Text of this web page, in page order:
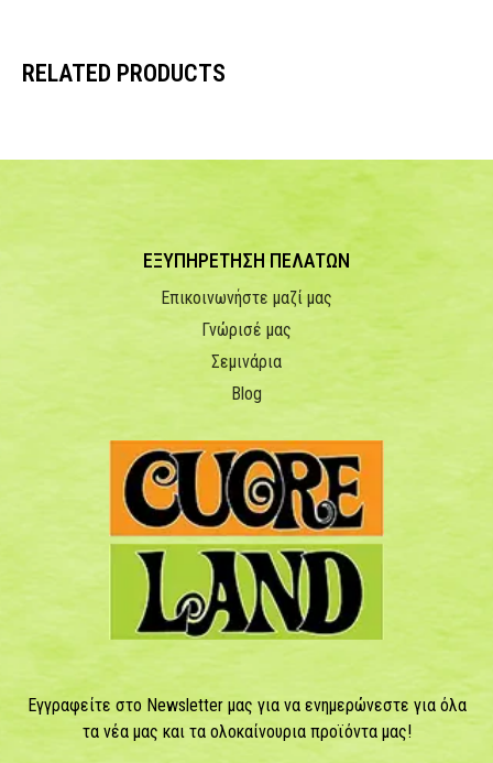
RELATED PRODUCTS
ΕΞΥΠΗΡΕΤΗΣΗ ΠΕΛΑΤΩΝ
Επικοινωνήστε μαζί μας
Γνώρισέ μας
Σεμινάρια
Blog
Εγγραφείτε στο Newsletter μας για να ενημερώνεστε για όλα
τα νέα μας και τα ολοκαίνουρια προϊόντα μας!